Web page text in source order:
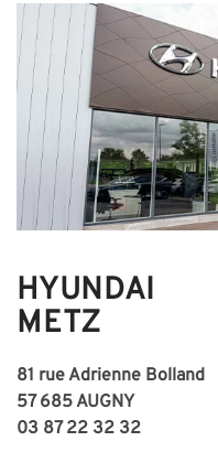
HYUNDAI
METZ
81 rue Adrienne Bolland
57 685 AUGNY
03 87 22 32 32